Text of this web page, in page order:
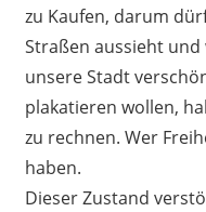
zu Kaufen, darum
Straßen aussieht
unsere Stadt
plakatieren wollen,
zu rechnen. Wer
haben.
Dieser Zustand